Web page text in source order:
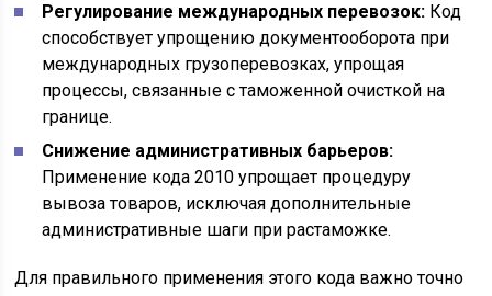
Регулирование международных перевозок: Код
способствует упрощению документооборота при
международных грузоперевозках, упрощая
процессы, связанные с таможенной очисткой на
границе.
Снижение административных барьеров:
Применение кода 2010 упрощает процедуру
вывоза товаров, исключая дополнительные
административные шаги при растаможке.
Для правильного применения этого кода важно точно